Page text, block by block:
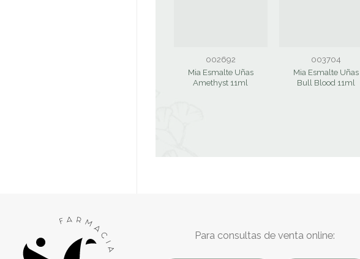
002692
Mia Esmalte Uñas
Amethyst 11ml
003704
Mia Esmalte Uñas
Bull Blood 11ml
Para consultas de venta online: